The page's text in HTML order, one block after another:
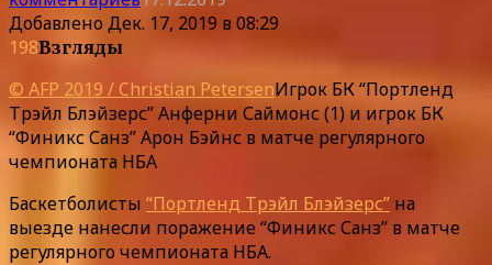
ДобавленоДек. 17, 2019 в 08:29
198Взгляды
© AFP 2019 / Christian PetersenИгрок БК “Портленд
Трэйл Блэйзерс” Анферни Саймонс (1) и игрок БК
“Финикс Санз” Арон Бэйнс в матче регулярного
чемпионата НБА
Баскетболисты “Портленд Трэйл Блэйзерс” на
выезде нанесли поражение “Финикс Санз” в матче
регулярного чемпионата НБА.